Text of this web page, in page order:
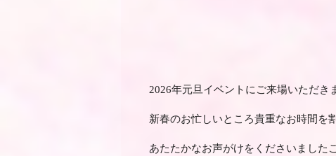
2026年元旦イベントにご来場いただき
新春のお忙しいところ貴重なお時間を
あたたかなお声がけをくださいました